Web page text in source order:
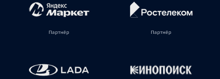
Партнёр Партнёр